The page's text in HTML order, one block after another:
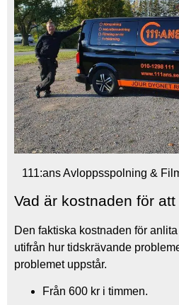
111:ans Avloppsspolning &
Vad är kostnaden för
Den faktiska kostnaden för
utifrån hur tidskrävande
problemet uppstår.
Från 600 kr i timmen.